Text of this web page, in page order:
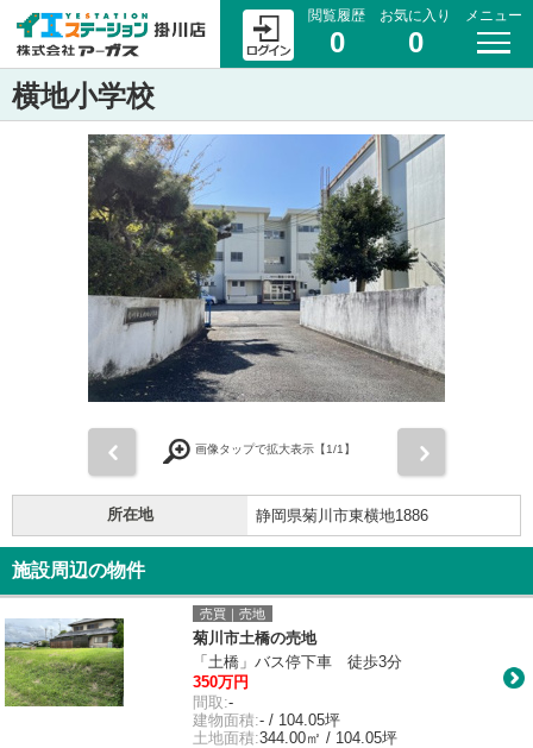
閲覧履歴
0
お気に入り
0
メニュー
横地小学校
画像タップで拡大表示【1/1】
所在地 静岡県菊川市東横地1886
施設周辺の物件
売買｜売地
菊川市土橋の売地
「土橋」バス停下車 徒歩3分
350万円
間取:-
建物面積:- / 104.05坪
土地面積:344.00㎡ / 104.05坪